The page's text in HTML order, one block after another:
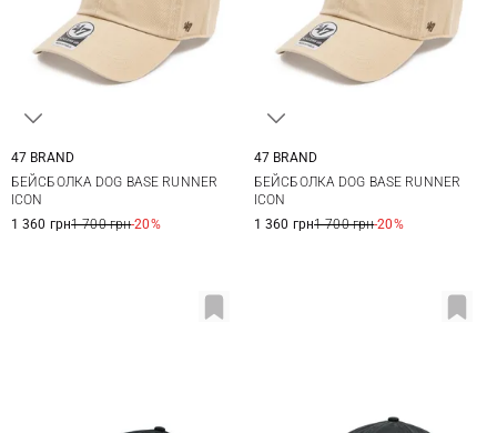
47 BRAND
БЕЙСБОЛКА DOG BASE RUNNER
ICON
1 360 грн1 700 грн-20%
47 BRAND
БЕЙСБОЛКА DOG BASE RUNNER
ICON
1 360 грн1 700 грн-20%